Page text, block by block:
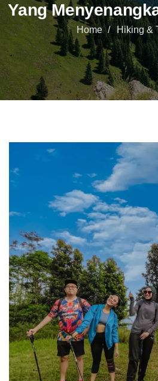
Yang
Home Hiking &